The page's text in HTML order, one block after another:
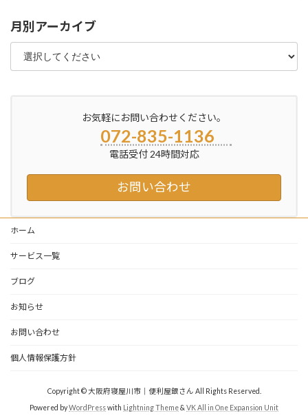
月別アーカイブ
お気軽にお問い合わせください。
072-835-1136
電話受付 24時間対応
お問い合わせ
ホーム
サービス一覧
ブログ
お知らせ
お問い合わせ
個人情報保護方針
Copyright © 大阪府寝屋川市｜便利屋銀さん All Rights Reserved.
Powered byWordPresswith Lightning Theme& VK All in One Expansion Unit